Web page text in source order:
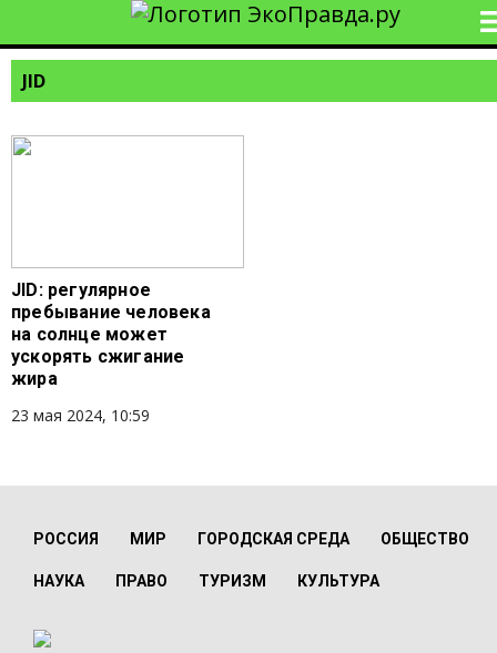
JID
JID: регулярное
пребывание человека
на солнце может
ускорять сжигание
жира
23 мая 2024, 10:59
РОССИЯ МИР ГОРОДСКАЯ СРЕДА ОБЩЕСТВО
НАУКА ПРАВО ТУРИЗМ КУЛЬТУРА